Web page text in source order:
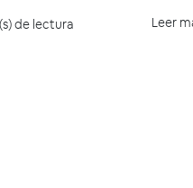
de lectura Leer